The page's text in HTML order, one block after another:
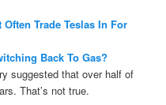
Trade Teslas In For
Back To Gas?
suggested that over half of
That’s not true.